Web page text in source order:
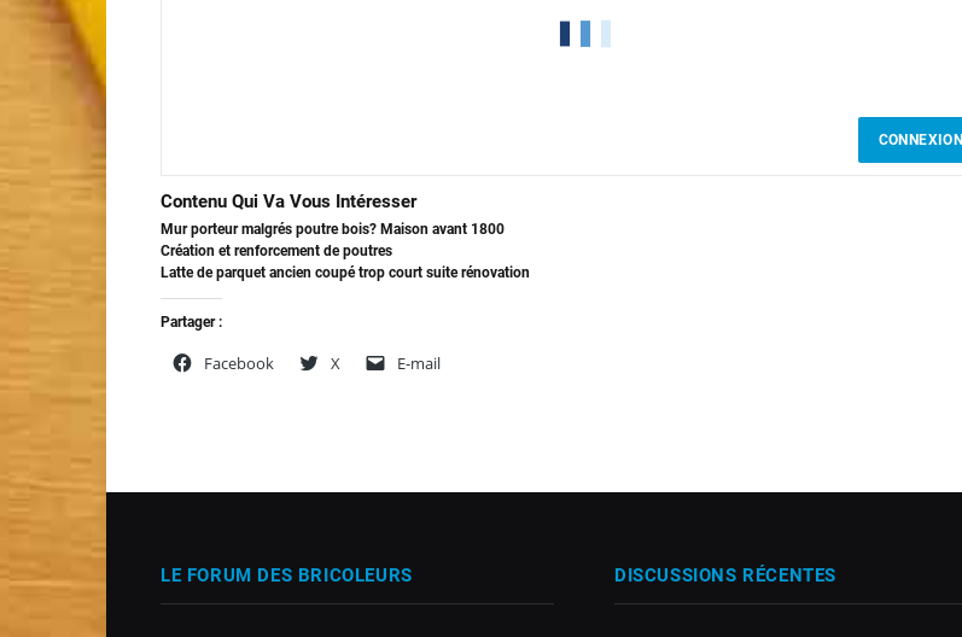
CONNEXION
Contenu Qui Va Vous Intéresser
Mur porteur malgrés poutre bois? Maison avant 1800
Création et renforcement de poutres
Latte de parquet ancien coupé trop court suite rénovation
Partager :
Facebook X E-mail
LE FORUM DES BRICOLEURS DISCUSSIONS RÉCENTES